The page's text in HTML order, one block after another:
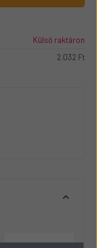
Külső raktáron
2.032 Ft